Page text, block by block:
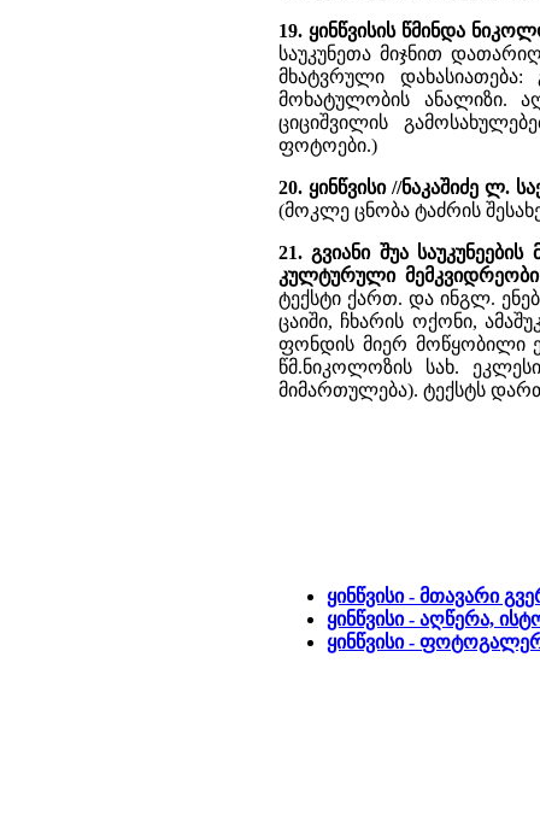
19. ყინწვისის წმინდა
საუკუნეთა მიჯნით
მხატვრული
მოხატულობის ანალიზი.
ციციშვილის
ფოტოები.)
20. ყინწვისი //ნაკაშიძე ლ.
(მოკლე ცნობა ტაძრის
21. გვიანი შუა
კულტურული
ტექსტი ქართ. და ინგლ.
ცაიში, ჩხარის ოქონი,
ფონდის მიერ მოწყობილი
წმ.ნიკოლოზის სახ.
მიმართულება). ტექსტს
ყინწვისი - მთავარი
ყინწვისი - აღწერა,
ყინწვისი -